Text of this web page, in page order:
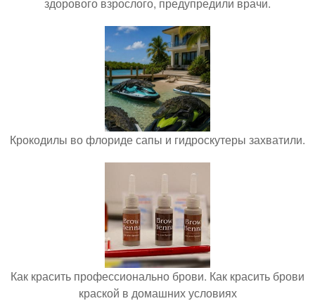
здорового взрослого, предупредили врачи.
Крокодилы во флориде сапы и гидроскутеры захватили.
Как красить профессионально брови. Как красить брови
краской в домашних условиях